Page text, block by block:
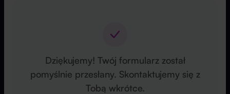
Dziękujemy! Twój formularz został
pomyślnie przesłany. Skontaktujemy się z
Tobą wkrótce.